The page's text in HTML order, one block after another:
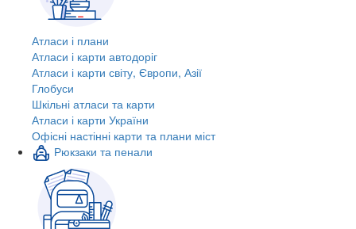
Атласи і плани
Атласи і карти автодоріг
Атласи і карти світу, Європи, Азії
Глобуси
Шкільні атласи та карти
Атласи і карти України
Офісні настінні карти та плани міст
Рюкзаки та пенали